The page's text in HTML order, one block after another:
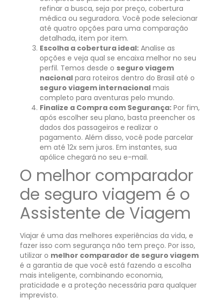
refinar a busca, seja por preço, cobertura
médica ou seguradora. Você pode selecionar
até quatro opções para uma comparação
detalhada, item por item.
Escolha a cobertura ideal: Analise as
opções e veja qual se encaixa melhor no seu
perfil. Temos desde o seguro viagem
nacional para roteiros dentro do Brasil até o
seguro viagem internacional mais
completo para aventuras pelo mundo.
Finalize a Compra com Segurança: Por fim,
após escolher seu plano, basta preencher os
dados dos passageiros e realizar o
pagamento. Além disso, você pode parcelar
em até 12x sem juros. Em instantes, sua
apólice chegará no seu e-mail.
O melhor comparador
de seguro viagem é o
Assistente de Viagem
Viajar é uma das melhores experiências da vida, e
fazer isso com segurança não tem preço. Por isso,
utilizar o melhor comparador de seguro viagem
é a garantia de que você está fazendo a escolha
mais inteligente, combinando economia,
praticidade e a proteção necessária para qualquer
imprevisto.